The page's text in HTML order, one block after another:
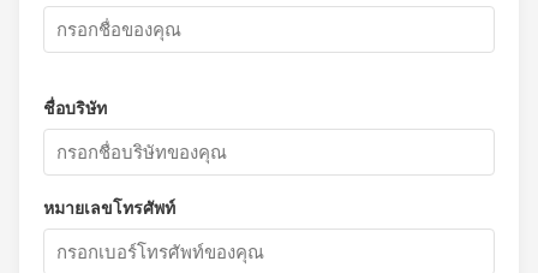
ชื่อบริษัท
หมายเลขโทรศัพท์